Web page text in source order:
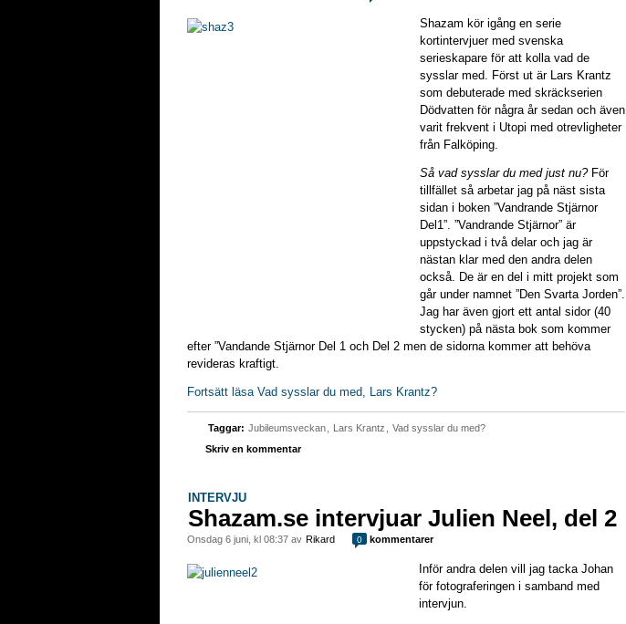
Shazam kör igång en serie
kortintervjuer med svenska
serieskapare för att kolla vad de
sysslar med. Först ut är Lars Krantz
som debuterade med skräckserien
Dödvatten för några år sedan och även
varit frekvent i Utopi med otrevligheter
från Falköping.
Så vad sysslar du med just nu? För
tillfället så arbetar jag på näst sista
sidan i boken ”Vandrande Stjärnor
Del1”. ”Vandrande Stjärnor” är
uppstyckad i två delar och jag är
nästan klar med den andra delen
också. De är en del i mitt projekt som
går under namnet ”Den Svarta Jorden”.
Jag har även gjort ett antal sidor (40
stycken) på nästa bok som kommer
efter ”Vandande Stjärnor Del 1 och Del 2 men de sidorna kommer att behöva
revideras kraftigt.
Fortsätt läsa Vad sysslar du med, Lars Krantz?
Taggar: Jubileumsveckan Lars Krantz
Vad sysslar du med?
Skriv en kommentar
INTERVJU
Shazam.se intervjuar Julien Neel, del 2
onsdag 6 juni, kl 08:37 av Rikard 0 kommentarer
Inför andra delen vill jag tacka Johan
för fotograferingen i samband med
intervjun.